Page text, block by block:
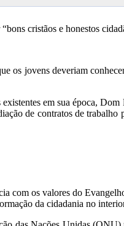
cristãos e honestos
os jovens deveriam
em sua época,
de contratos de
os valores do
da cidadania no